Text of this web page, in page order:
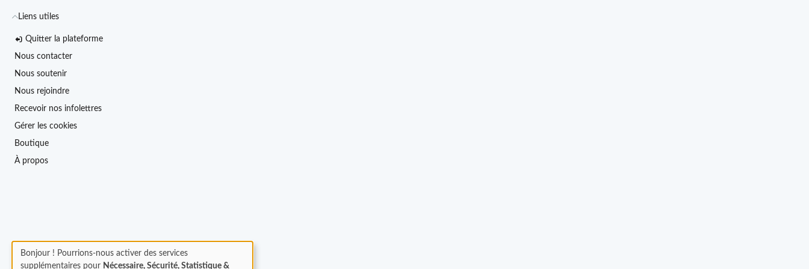
Liens utiles
Quitter la plateforme
Nous contacter
Nous soutenir
Nous rejoindre
Recevoir nos infolettres
Gérer les cookies
Boutique
À propos
Bonjour ! Pourrions-nous activer des services
supplémentaires pour Nécessaire, Sécurité, Statistique &